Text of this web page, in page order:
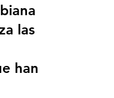
las
han